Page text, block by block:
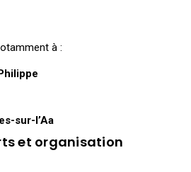
à :
sur-l’Aa
et organisation